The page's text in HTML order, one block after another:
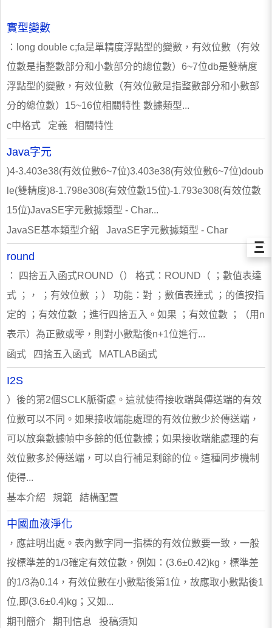
實型變數
：long double c;fa是單精度浮點型的變數，有效位數（有效
位數是指整數部分和小數部分的總位數）6~7位db是雙精度
浮點型的變數，有效位數（有效位數是指整數部分和小數部
分的總位數）15~16位相關特性 數據類型...
c中格式 定義 相關特性
Java字元
)4-3.403e38(有效位數6~7位)3.403e38(有效位數6~7位)doub
le(雙精度)8-1.798e308(有效位數15位)-1.793e308(有效位數
15位)JavaSE字元數據類型 - Char...
JavaSE基本類型介紹 JavaSE字元數據類型 - Char
round
： 四捨五入函式ROUND（） 格式：ROUND（ ；數值表達
式 ；， ；有效位數 ；） 功能：對 ；數值表達式 ；的值按指
定的 ；有效位數 ；進行四捨五入。如果 ；有效位數 ；（用n
表示）為正數或零，則對小數點後n+1位進行...
函式 四捨五入函式 MATLAB函式
I2S
）後的第2個SCLK脈衝處。這就使得接收端與傳送端的有效
位數可以不同。如果接收端能處理的有效位數少於傳送端，
可以放棄數據幀中多餘的低位數據；如果接收端能處理的有
效位數多於傳送端，可以自行補足剩餘的位。這種同步機制
使得...
基本介紹 規範 結構配置
中國血液淨化
，應註明出處。表內數字同一指標的有效位數要一致，一般
按標準差的1/3確定有效位數，例如：(3.6±0.42)kg，標準差
的1/3為0.14，有效位數在小數點後第1位，故應取小數點後1
位,即(3.6±0.4)kg；又如...
期刊簡介 期刊信息 投稿須知
Ξ